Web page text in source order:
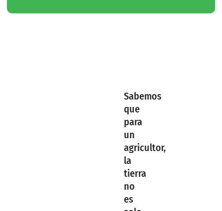
Sabemos
que
para
un
agricultor,
la
tierra
no
es